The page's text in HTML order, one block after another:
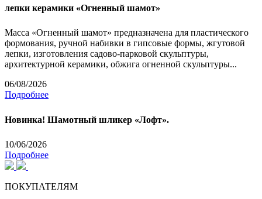
лепки керамики «Огненный шамот»
Масса «Огненный шамот» предназначена для пластического
формования, ручной набивки в гипсовые формы, жгутовой
лепки, изготовления садово-парковой скульптуры,
архитектурной керамики, обжига огненной скульптуры...
06/08/2026
Подробнее
Новинка! Шамотный шликер «Лофт».
10/06/2026
Подробнее
ПОКУПАТЕЛЯМ